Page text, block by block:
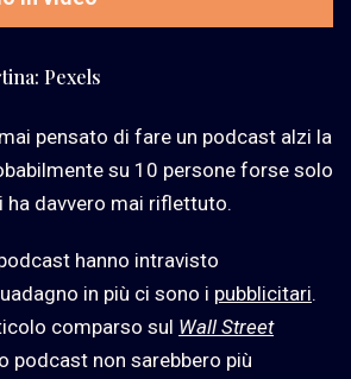
Pexels
pensato di fare un podcast alzi la
su 10 persone forse solo
ha davvero mai riflettuto.
hanno intravisto
in più ci sono i pubblicitari.
comparso sul Wall Street
podcast non sarebbero più